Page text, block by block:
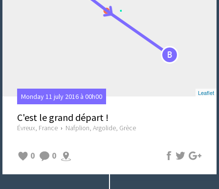
B
Leaflet
Monday 11 july 2016 à 00h00
C'est le grand départ !
Évreux, France › Nafplion, Argolide, Grèce
0 0